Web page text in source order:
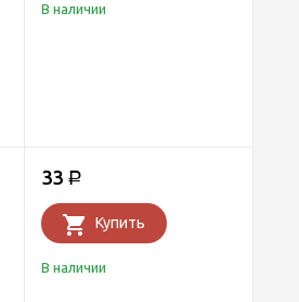
В наличии
33 Р
Купить
В наличии